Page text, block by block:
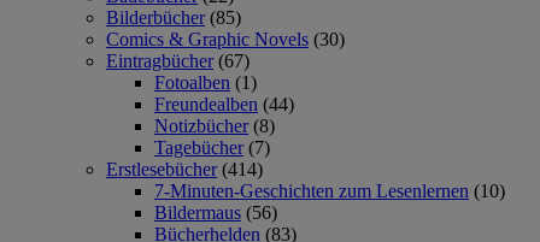
Bilderbücher (85)
Comics & Graphic Novels (30)
Eintragbücher (67)
Fotoalben (1)
Freundealben (44)
Notizbücher (8)
Tagebücher (7)
Erstlesebücher (414)
7-Minuten-Geschichten zum Lesenlernen (10)
Bildermaus (56)
Bücherhelden (83)